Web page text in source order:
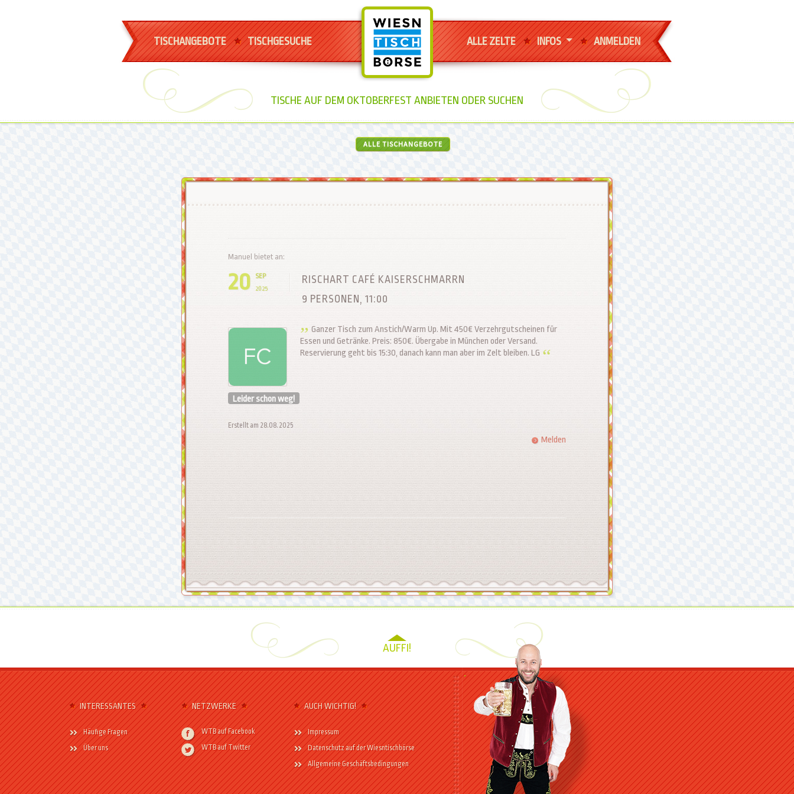
TISCHANGEBOTE TISCHGESUCHE ALLE ZELTE INFOS ANMELDEN
TISCHE AUF DEM OKTOBERFEST ANBIETEN ODER SUCHEN
ALLE TISCHANGEBOTE
Manuel bietet an:
20
SEP
2025
RISCHART CAFÉ KAISERSCHMARRN
9 PERSONEN, 11:00
Ganzer Tisch zum Anstich/Warm Up. Mit 450€ Verzehrgutscheinen für
Essen und Getränke. Preis: 850€. Übergabe in München oder Versand.
Reservierung geht bis 15:30, danach kann man aber im Zelt bleiben. LG
Leider schon weg!
Erstellt am 28.08.2025
Melden
AUFFI!
INTERESSANTES
Häufige Fragen
Über uns
NETZWERKE
WTB auf Facebook
WTB auf Twitter
AUCH WICHTIG!
Impressum
Datenschutz auf der Wiesntischbörse
Allgemeine Geschäftsbedingungen